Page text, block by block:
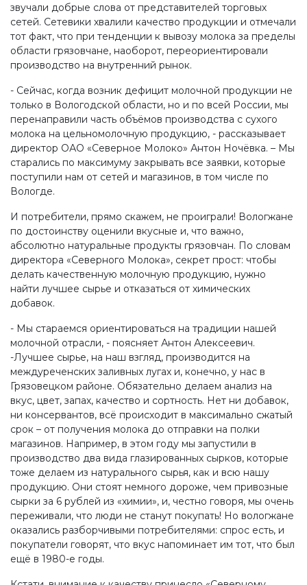
звучали добрые слова от представителей торговых
сетей. Сетевики хвалили качество продукции и отмечали
тот факт, что при тенденции к вывозу молока за пределы
области грязовчане, наоборот, переориентировали
производство на внутренний рынок.
- Сейчас, когда возник дефицит молочной продукции не
только в Вологодской области, но и по всей России, мы
перенаправили часть объёмов производства с сухого
молока на цельномолочную продукцию, - рассказывает
директор ОАО «Северное Молоко» Антон Ночёвка. – Мы
старались по максимуму закрывать все заявки, которые
поступили нам от сетей и магазинов, в том числе по
Вологде.
И потребители, прямо скажем, не проиграли! Вологжане
по достоинству оценили вкусные и, что важно,
абсолютно натуральные продукты грязовчан. По словам
директора «Северного Молока», секрет прост: чтобы
делать качественную молочную продукцию, нужно
найти лучшее сырье и отказаться от химических
добавок.
- Мы стараемся ориентироваться на традиции нашей
молочной отрасли, - поясняет Антон Алексеевич.
-Лучшее сырье, на наш взгляд, производится на
междуреченских заливных лугах и, конечно, у нас в
Грязовецком районе. Обязательно делаем анализ на
вкус, цвет, запах, качество и сортность. Нет ни добавок,
ни консервантов, всё происходит в максимально сжатый
срок – от получения молока до отправки на полки
магазинов. Например, в этом году мы запустили в
производство два вида глазированных сырков, которые
тоже делаем из натурального сырья, как и всю нашу
продукцию. Они стоят немного дороже, чем привозные
сырки за 6 рублей из «химии», и, честно говоря, мы очень
переживали, что люди не станут покупать! Но вологжане
оказались разборчивыми потребителями: спрос есть, и
покупатели говорят, что вкус напоминает им тот, что был
ещё в 1980-е годы.